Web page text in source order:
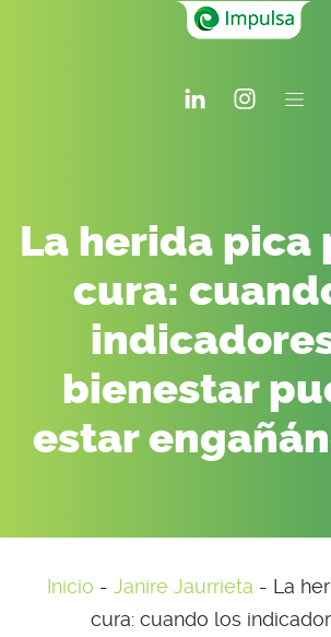
La herida pica
cura:
bienestar
estar
Inicio - Janire Jaurrieta - La
cura: cuando los